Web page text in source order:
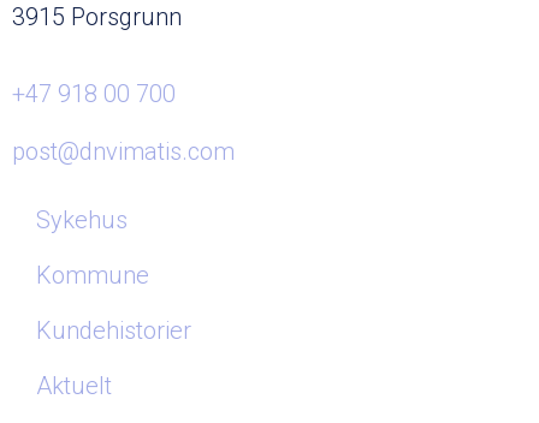
3915 Porsgrunn
+47 918 00 700
post@dnvimatis.com
Sykehus
Kommune
Kundehistorier
Aktuelt